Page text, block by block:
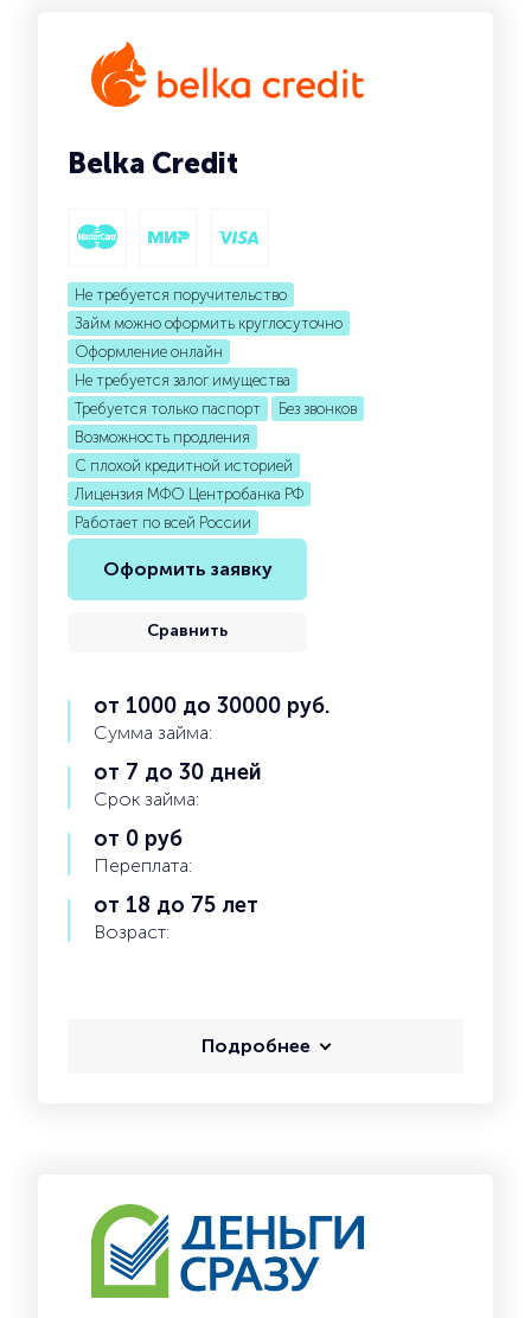
Belka Credit
Не требуется поручительство
Займ можно оформить круглосуточно
Оформление онлайн
Не требуется залог имущества
Требуется только паспорт
Без звонков
Возможность продления
С плохой кредитной историей
Лицензия МФО Центробанка РФ
Работает по всей России
Оформить заявку
Сравнить
от 1000 до 30000 руб.
Сумма займа:
от 7 до 30 дней
Срок займа:
от 0 руб
Переплата:
от 18 до 75 лет
Возраст:
Подробнее